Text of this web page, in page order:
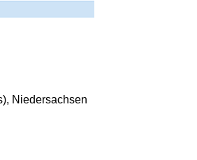
Niedersachsen